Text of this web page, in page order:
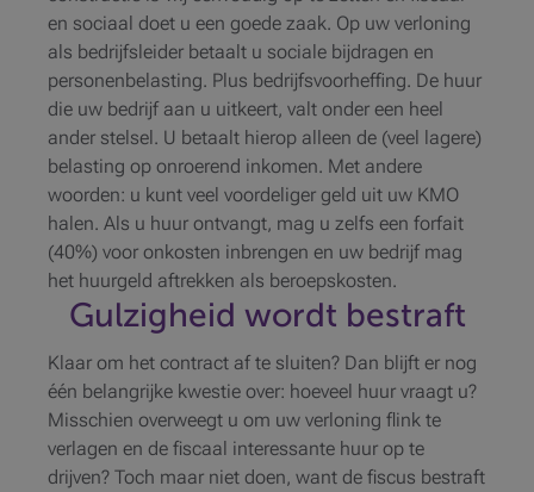
en sociaal doet u een goede zaak. Op uw verloning
als bedrijfsleider betaalt u sociale bijdragen en
personenbelasting. Plus bedrijfsvoorheffing. De huur
die uw bedrijf aan u uitkeert, valt onder een heel
ander stelsel. U betaalt hierop alleen de (veel lagere)
belasting op onroerend inkomen. Met andere
woorden: u kunt veel voordeliger geld uit uw KMO
halen. Als u huur ontvangt, mag u zelfs een forfait
(40%) voor onkosten inbrengen en uw bedrijf mag
het huurgeld aftrekken als beroepskosten.
Gulzigheid wordt bestraft
Klaar om het contract af te sluiten? Dan blijft er nog
één belangrijke kwestie over: hoeveel huur vraagt u?
Misschien overweegt u om uw verloning flink te
verlagen en de fiscaal interessante huur op te
drijven? Toch maar niet doen, want de fiscus bestraft